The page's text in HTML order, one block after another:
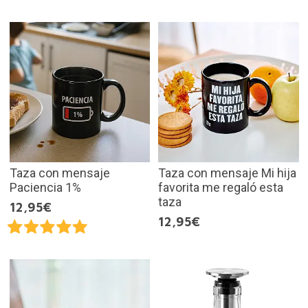
Taza con mensaje
Paciencia 1%
12,95€
Taza con mensaje Mi hija
favorita me regaló esta
taza
12,95€